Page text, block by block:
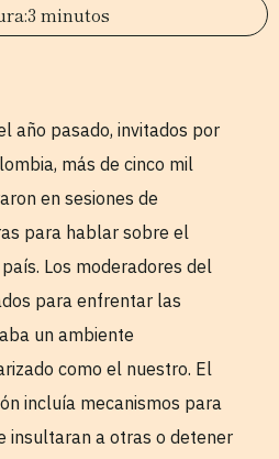
3 minutos
año pasado, invitados por
más de cinco mil
en sesiones de
para hablar sobre el
Los moderadores del
para enfrentar las
un ambiente
como el nuestro. El
incluía mecanismos para
insultaran a otras o detener